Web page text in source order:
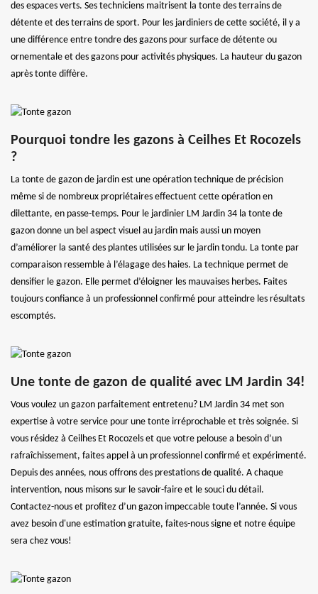
des espaces verts. Ses techniciens maitrisent la tonte des terrains de
détente et des terrains de sport. Pour les jardiniers de cette société, il y a
une différence entre tondre des gazons pour surface de détente ou
ornementale et des gazons pour activités physiques. La hauteur du gazon
après tonte diffère.
Pourquoi tondre les gazons à Ceilhes Et Rocozels
?
La tonte de gazon de jardin est une opération technique de précision
même si de nombreux propriétaires effectuent cette opération en
dilettante, en passe-temps. Pour le jardinier LM Jardin 34 la tonte de
gazon donne un bel aspect visuel au jardin mais aussi un moyen
d’améliorer la santé des plantes utilisées sur le jardin tondu. La tonte par
comparaison ressemble à l’élagage des haies. La technique permet de
densifier le gazon. Elle permet d’éloigner les mauvaises herbes. Faites
toujours confiance à un professionnel confirmé pour atteindre les résultats
escomptés.
Une tonte de gazon de qualité avec LM Jardin 34!
Vous voulez un gazon parfaitement entretenu? LM Jardin 34 met son
expertise à votre service pour une tonte irréprochable et très soignée. Si
vous résidez à Ceilhes Et Rocozels et que votre pelouse a besoin d’un
rafraîchissement, faites appel à un professionnel confirmé et expérimenté.
Depuis des années, nous offrons des prestations de qualité. A chaque
intervention, nous misons sur le savoir-faire et le souci du détail.
Contactez-nous et profitez d’un gazon impeccable toute l’année. Si vous
avez besoin d'une estimation gratuite, faites-nous signe et notre équipe
sera chez vous!